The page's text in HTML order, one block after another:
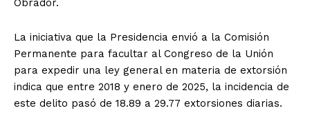
Obrador.
La iniciativa que la Presidencia envió a la Comisión
Permanente para facultar al Congreso de la Unión
para expedir una ley general en materia de extorsión
indica que entre 2018 y enero de 2025, la incidencia de
este delito pasó de 18.89 a 29.77 extorsiones diarias.